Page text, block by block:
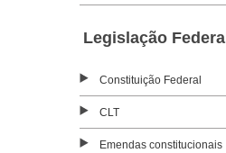
Legislação Federal
Constituição Federal
CLT
Emendas constitucionais